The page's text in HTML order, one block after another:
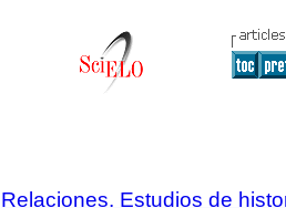
Relaciones. Estudios de